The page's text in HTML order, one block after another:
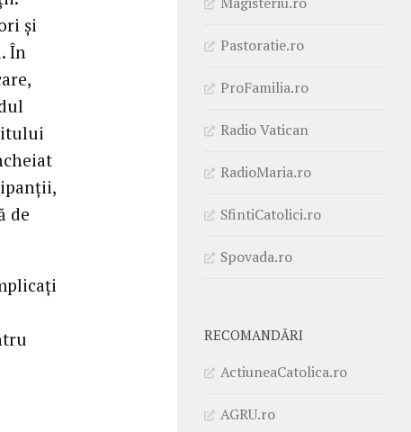
și
În
de
Pastoratie.ro
ProFamilia.ro
Radio Vatican
RadioMaria.ro
SfintiCatolici.ro
Spovada.ro
RECOMANDĂRI
ActiuneaCatolica.ro
AGRU.ro